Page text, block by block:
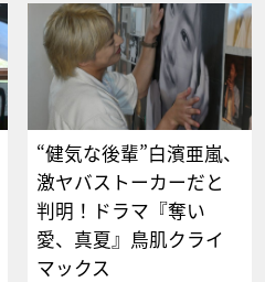
“健気な後輩”白濱亜嵐、
激ヤバストーカーだと
判明！ドラマ『奪い
愛、真夏』鳥肌クライ
マックス